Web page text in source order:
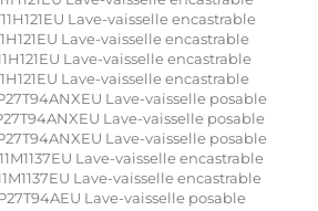
Lave-vaisselle encastrable
Lave-vaisselle encastrable
Lave-vaisselle encastrable
Lave-vaisselle encastrable
Lave-vaisselle posable
Lave-vaisselle posable
Lave-vaisselle posable
Lave-vaisselle encastrable
Lave-vaisselle encastrable
Lave-vaisselle posable